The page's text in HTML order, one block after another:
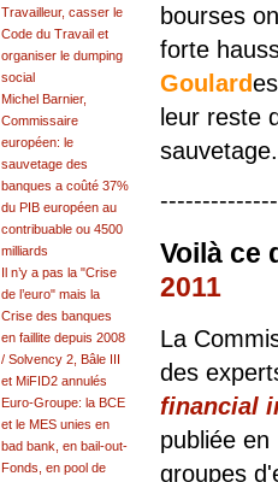
bourses
forte
Goulard
leur reste
sauvetage.
Voilà ce
2011
La
des
financial
publiée
groupes
Travailleur, casser le
Code du Travail et
organiser le dumping
social
Michel Barnier,
Commissaire
européen: le
sauvetage des
banques a coûté 37%
du PIB européen au
contribuable ou 4500
milliards
Il n’y a pas la "Crise
de l’euro" mais la
Crise des banques
en faillite depuis 2008
/ Solvency 2, Bâle III
et MiFID2 annulés
Euro-Groupe: la BCE
et le MES unies en
bad bank, en bail-out-
Fonds, en pool de